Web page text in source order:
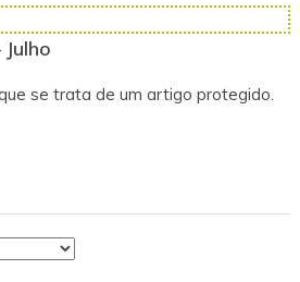
se trata de um artigo protegido.